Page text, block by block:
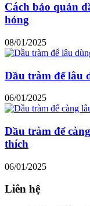
Cách bảo quản
hỏng
08/01/2025
Dầu tràm để lâu
06/01/2025
Dầu tràm để
thích
06/01/2025
Liên hệ